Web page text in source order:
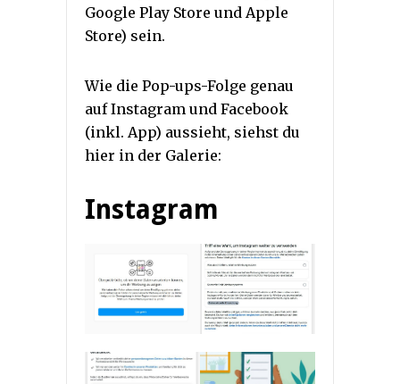
Google Play Store und Apple
Store) sein.
Wie die Pop-ups-Folge genau
auf Instagram und Facebook
(inkl. App) aussieht, siehst du
hier in der Galerie:
Instagram